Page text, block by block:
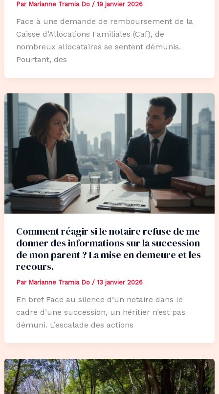
Par Marianne Tramia Do / 19 janvier 2026
Face à une demande de remboursement de la
Caisse d’Allocations Familiales (Caf), de
nombreux allocataires se sentent démunis.
Pourtant, des
Comment réagir si le notaire refuse de me
donner des informations sur la succession
de mon parent ? La mise en demeure et les
recours.
Par Marianne Tramia Do / 13 janvier 2026
En bref Face au silence d’un notaire dans le
cadre d’une succession, un héritier n’est pas
démuni. L’escalade des actions